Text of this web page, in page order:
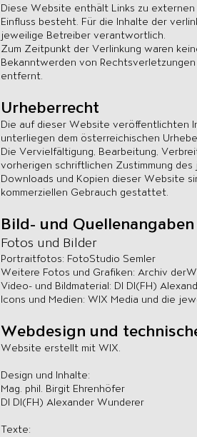
Diese Website enthält Links zu
Einfluss besteht. Für die Inhalte der
jeweilige Betreiber verantwortlich.
Zum Zeitpunkt der Verlinkung waren
Bekanntwerden von
entfernt.
Urheberrecht
Die auf dieser Website veröffentlichten
unterliegen dem österreichischen
Die Vervielfältigung, Bearbeitung,
vorherigen schriftlichen Zustimmung des
Downloads und Kopien dieser Website
kommerziellen Gebrauch gestattet.
Bild- und Quellenangaben
Fotos und Bilder
Portraitfotos: FotoStudio Semler
Weitere Fotos und Grafiken: Archiv
Video- und Bildmaterial: DI DI(FH)
Icons und Medien: WIX Media und die
Webdesign und
Website erstellt mit WIX.
Design und Inhalte:
Mag. phil. Birgit Ehrenhöfer
DI DI(FH) Alexander Wunderer
Texte: